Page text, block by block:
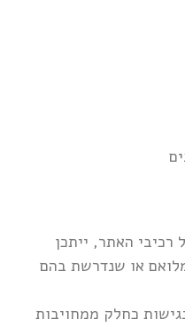
רכיבי האתר, ייתכן
או שנדרשת בהם
כחלק ממחויבות